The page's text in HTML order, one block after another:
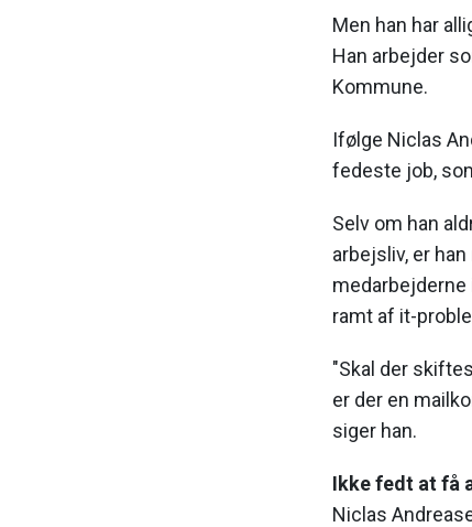
Men han har
Han arbejder
Kommune.
Ifølge Niclas
fedeste job,
Selv om han
arbejsliv, er
ramt af it-
"Skal der
er der en
siger han.
Ikke fedt at få
Niclas